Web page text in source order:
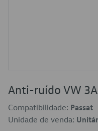
Anti-ruído VW
Compatibilidade: Passat
Unidade de venda: